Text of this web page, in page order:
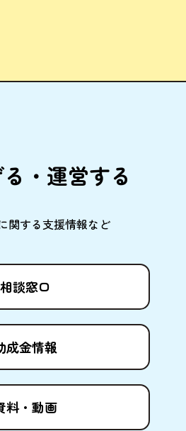
・ 運営する
関する支援情報など
相談窓口
成金情報
料 ・ 動画